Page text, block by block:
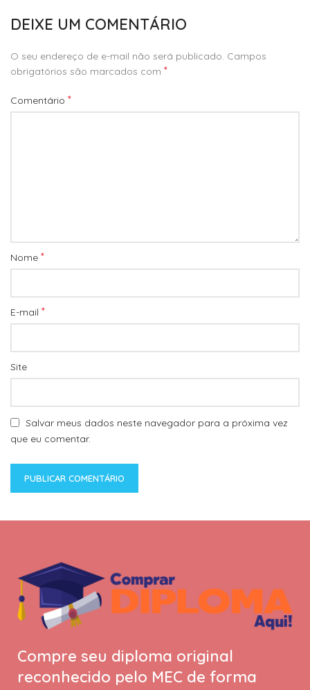
DEIXE UM COMENTÁRIO
O seu endereço de e-mail não será publicado. Campos
obrigatórios são marcados com *
Comentário *
Nome *
E-mail *
Site
Salvar meus dados neste navegador para a próxima vez
que eu comentar.
Compre seu diploma original
reconhecido pelo MEC de forma